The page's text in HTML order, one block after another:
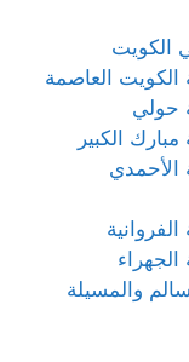
الكويت
العاصمة
حولي
الكبير
والمسيلة